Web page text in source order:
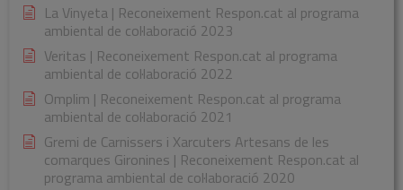
La Vinyeta | Reconeixement Respon.cat al programa
ambiental de col·laboració 2023
Veritas | Reconeixement Respon.cat al programa
ambiental de col·laboració 2022
Omplim | Reconeixement Respon.cat al programa
ambiental de col·laboració 2021
Gremi de Carnissers i Xarcuters Artesans de les
comarques Gironines | Reconeixement Respon.cat al
programa ambiental de col·laboració 2020